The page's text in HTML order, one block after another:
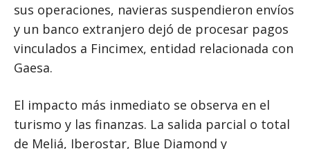
sus operaciones, navieras suspendieron envíos
y un banco extranjero dejó de procesar pagos
vinculados a Fincimex, entidad relacionada con
Gaesa.
El impacto más inmediato se observa en el
turismo y las finanzas. La salida parcial o total
de Meliá, Iberostar, Blue Diamond y